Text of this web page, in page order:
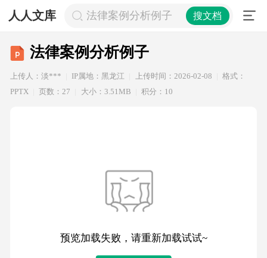
人人文库 法律案例分析例子 搜文档
法律案例分析例子
上传人：淡*** IP属地：黑龙江 上传时间：2026-02-08
格式：
PPTX
页数：27 大小：3.51MB 积分：10
预览加载失败，请重新加载试试~